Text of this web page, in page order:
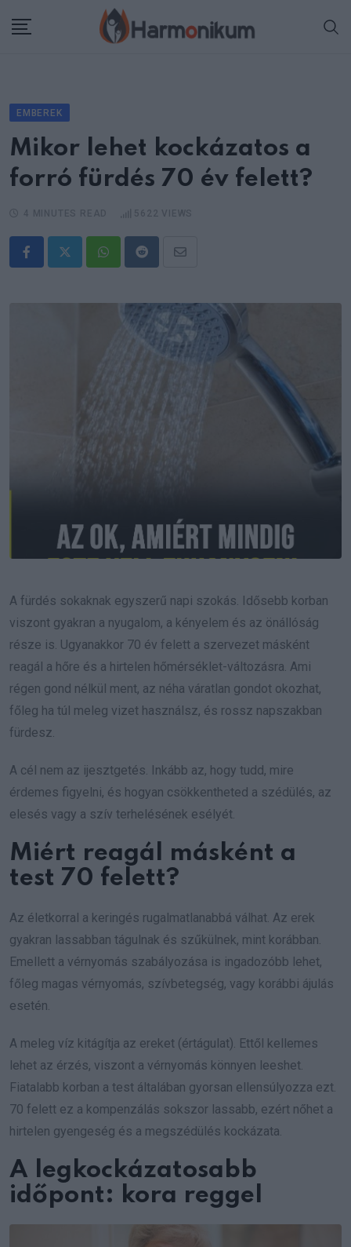
EMBEREK
Mikor lehet kockázatos a
forró fürdés 70 év felett?
WhatsappRedditShare
Email
A fürdés sokaknak egyszerű napi szokás. Idősebb korban
viszont gyakran a nyugalom, a kényelem és az önállóság
része is. Ugyanakkor 70 év felett a szervezet másként
reagál a hőre és a hirtelen hőmérséklet-változásra. Ami
régen gond nélkül ment, az néha váratlan gondot okozhat,
főleg ha túl meleg vizet használsz, és rossz napszakban
fürdesz.
A cél nem az ijesztgetés. Inkább az, hogy tudd, mire
érdemes figyelni, és hogyan csökkentheted a szédülés, az
elesés vagy a szív terhelésének esélyét.
Miért reagál másként a
test 70 felett?
Az életkorral a keringés rugalmatlanabbá válhat. Az erek
gyakran lassabban tágulnak és szűkülnek, mint korábban.
Emellett a vérnyomás szabályozása is ingadozóbb lehet,
főleg magas vérnyomás, szívbetegség, vagy korábbi ájulás
esetén.
A meleg víz kitágítja az ereket (értágulat). Ettől kellemes
lehet az érzés, viszont a vérnyomás könnyen leeshet.
Fiatalabb korban a test általában gyorsan ellensúlyozza ezt.
70 felett ez a kompenzálás sokszor lassabb, ezért nőhet a
hirtelen gyengeség és a megszédülés kockázata.
A legkockázatosabb
időpont: kora reggel